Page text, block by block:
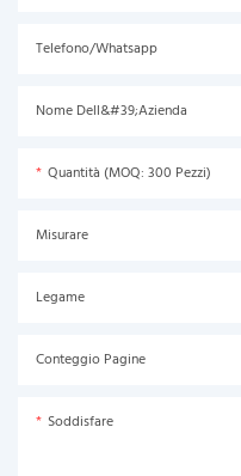
Telefono/Whatsapp
Nome Dell&#39;azienda
Quantità (MOQ: 300 Pezzi)
Misurare
Legame
Conteggio Pagine
Soddisfare